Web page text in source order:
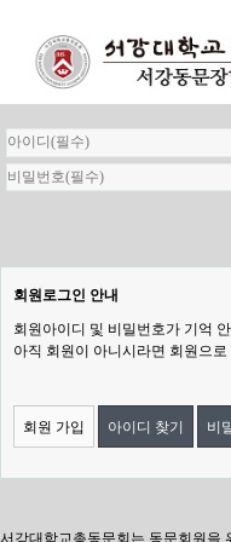
회원로그인 안내
회원아이디 및 비밀번호가 기억
아직 회원이 아니시라면 회원으
회원 가입 아이디 찾기 비
서강대학교총동문회는 동문회원을